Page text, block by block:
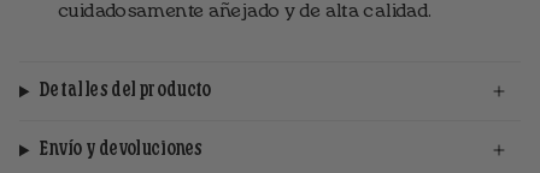
cuidadosamente añejado y de alta calidad.
Detalles del producto
Envío y devoluciones